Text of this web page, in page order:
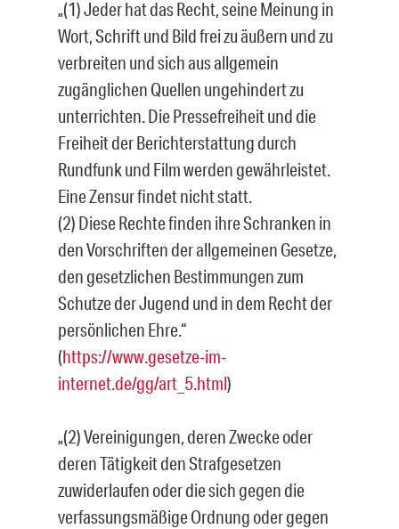
„(1) Jeder hat das Recht, seine Meinung in
Wort, Schrift und Bild frei zu äußern und zu
verbreiten und sich aus allgemein
zugänglichen Quellen ungehindert zu
unterrichten. Die Pressefreiheit und die
Freiheit der Berichterstattung durch
Rundfunk und Film werden gewährleistet.
Eine Zensur findet nicht statt.
(2) Diese Rechte finden ihre Schranken in
den Vorschriften der allgemeinen Gesetze,
den gesetzlichen Bestimmungen zum
Schutze der Jugend und in dem Recht der
persönlichen Ehre.“
(https://www.gesetze-im-
internet.de/gg/art_5.html)
„(2) Vereinigungen, deren Zwecke oder
deren Tätigkeit den Strafgesetzen
zuwiderlaufen oder die sich gegen die
verfassungsmäßige Ordnung oder gegen